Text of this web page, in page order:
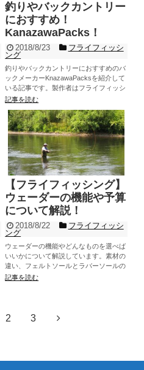
釣りやバックカントリー
におすすめ！
KanazawaPacks！
2018/8/23
フライフィッシ
ング
釣りやバックカントリーにおすすめのバ
ックメーカーKnazawaPacksを紹介して
いる記事です。製作者はフライフィッシ
ャーでテレマーカー、バンブーロッドも
作っています。とてもいいバックなので
ぜひ読んでください！
記事を読む
【フライフィッシング】
ウェーダーの機能や予算
について解説！
2018/8/22
フライフィッシ
ング
ウェーダーの機能やどんなものを選べば
いいかについて解説しています。素材の
違い、フェルトソールとラバーソールの
違い。透湿性素材について、ウェーディ
記事を読む
2 3